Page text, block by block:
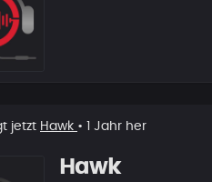
jetzt Hawk • 1 Jahr her
Hawk